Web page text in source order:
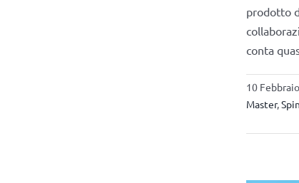
prodotto
conta
10
Master,